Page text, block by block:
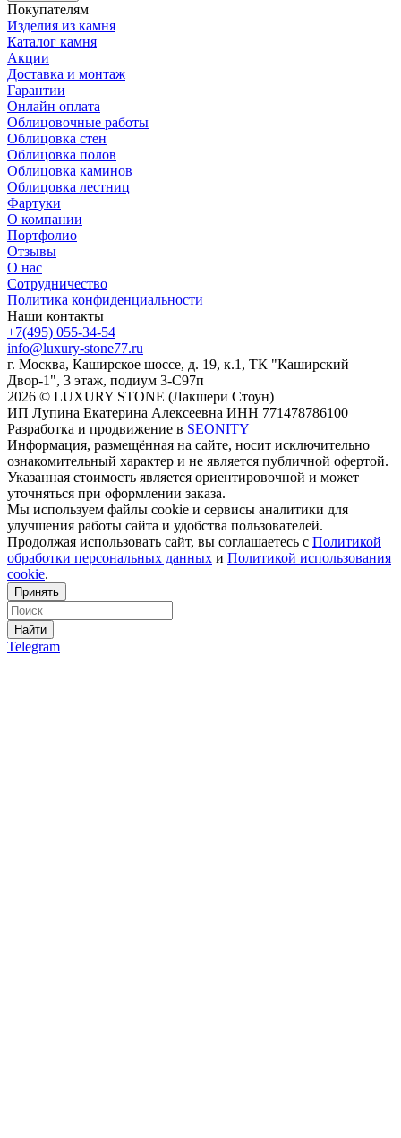
Покупателям
Изделия из камня
Каталог камня
Акции
Доставка и монтаж
Гарантии
Онлайн оплата
Облицовочные работы
Облицовка стен
Облицовка полов
Облицовка каминов
Облицовка лестниц
Фартуки
О компании
Портфолио
Отзывы
О нас
Сотрудничество
Политика конфиденциальности
Наши контакты
+7(495) 055-34-54
info@luxury-stone77.ru
г. Москва, Каширское шоссе, д. 19, к.1, ТК "Каширский
Двор-1", 3 этаж, подиум 3-С97п
2026 © LUXURY STONE (Лакшери Стоун)
ИП Лупина Екатерина Алексеевна ИНН 771478786100
Разработка и продвижение в SEONITY
Информация, размещённая на сайте, носит исключительно
ознакомительный характер и не является публичной офертой.
Указанная стоимость является ориентировочной и может
уточняться при оформлении заказа.
Мы используем файлы cookie и сервисы аналитики для
улучшения работы сайта и удобства пользователей.
Продолжая использовать сайт, вы соглашаетесь с Политикой
обработки персональных данных и Политикой использования
cookie.
Принять
Найти
Telegram